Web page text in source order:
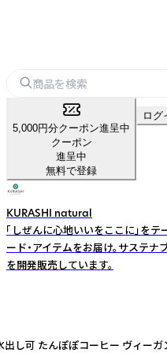
5,000円分クーポン進呈中
クーポン
進呈中
無料で登録
ログ
KURASHI natural
「しぜんに心地いいをここに」を
ード・アイテムをお届け。サステ
を開発販売しています。
たんぽぽコーヒー